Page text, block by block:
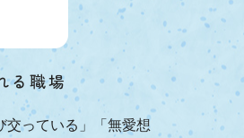
る職場
交っている」「無愛想